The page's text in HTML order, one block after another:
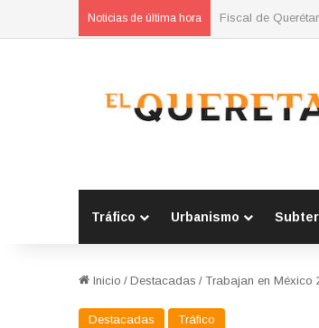
Noticias de última hora Refuerzan
Tráfico Urbanismo
Inicio / Destacadas / Trabajan en México
Destacadas Tráfico